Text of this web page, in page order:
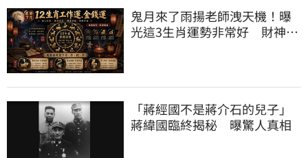
鬼月來了雨揚老師洩天機！曝
光這3生肖運勢非常好 財神大
「蔣經國不是蔣介石的兒子」
蔣緯國臨終揭秘 曝驚人真相